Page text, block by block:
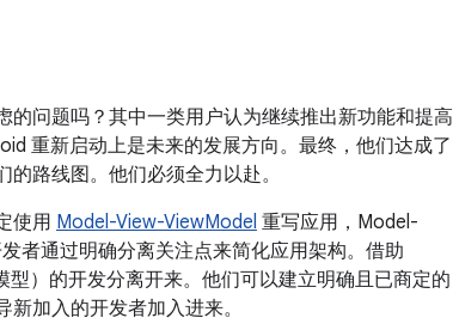
问题吗？其中一类用户认为继续推出新功能和提高
重新启动上是未来的发展方向。最终，他们达成了
路线图。他们必须全力以赴。
使用 Model-View-ViewModel 重写应用，Model-
者通过明确分离关注点来简化应用架构。借助
）的开发分离开来。他们可以建立明确且已商定的
加入的开发者加入进来。